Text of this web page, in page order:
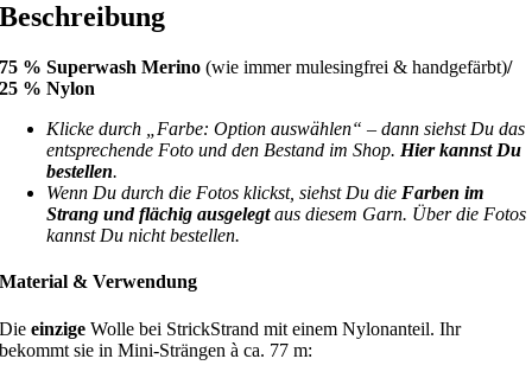
Beschreibung
75 % Superwash Merino (wie immer mulesingfrei & handgefärbt)/
25 % Nylon
Klicke durch „Farbe: Option auswählen“ – dann siehst Du das
entsprechende Foto und den Bestand im Shop. Hier kannst Du
bestellen.
Wenn Du durch die Fotos klickst, siehst Du die Farben im
Strang und flächig ausgelegtaus diesem Garn. Über die Fotos
kannst Du nicht bestellen.
Material & Verwendung
Dieeinzige Wolle bei StrickStrand mit einem Nylonanteil. Ihr
bekommt sie in Mini-Strängen à ca. 77 m: